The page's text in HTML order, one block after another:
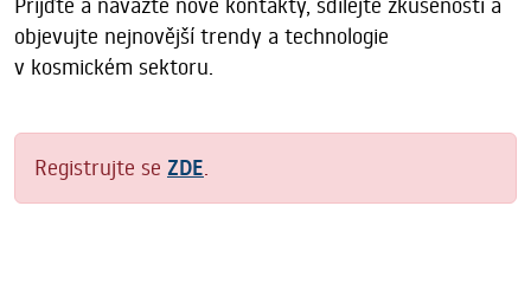
Přijďte a navažte nové kontakty, sdílejte zkušenosti a
objevujte nejnovější trendy a technologie
v kosmickém sektoru.
Registrujte se ZDE.